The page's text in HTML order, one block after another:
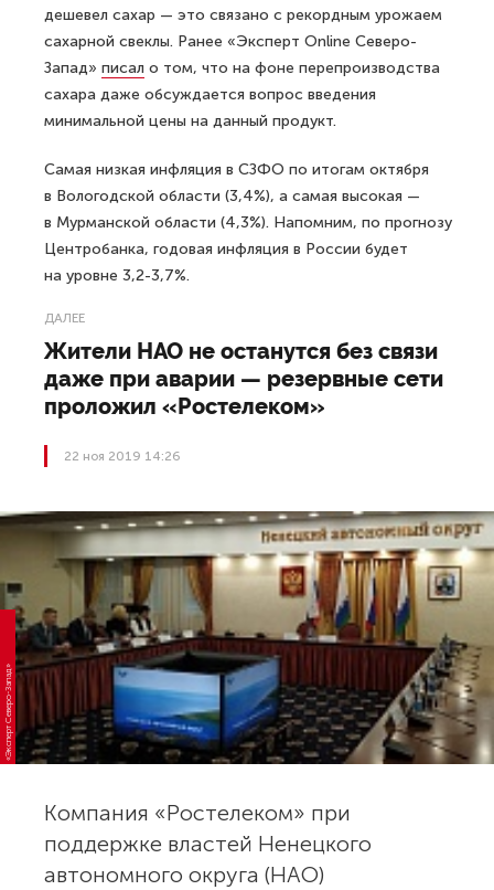
дешевел сахар — это связано с рекордным урожаем
сахарной свеклы. Ранее «Эксперт Online Северо-
Запад» писал о том, что на фоне перепроизводства
сахара даже обсуждается вопрос введения
минимальной цены на данный продукт.
Самая низкая инфляция в СЗФО по итогам октября
в Вологодской области (3,4%), а самая высокая —
в Мурманской области (4,3%). Напомним, по прогнозу
Центробанка, годовая инфляция в России будет
на уровне 3,2-3,7%.
ДАЛЕЕ
Жители НАО не останутся без связи
даже при аварии — резервные сети
проложил «Ростелеком»
22 ноя 2019 14:26
«Эксперт Северо-Запад»
Компания «Ростелеком» при
поддержке властей Ненецкого
автономного округа (НАО)